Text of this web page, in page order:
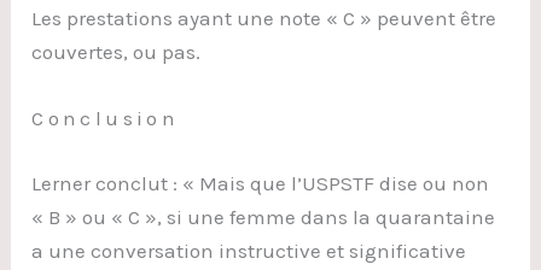
Les prestations ayant une note « C » peuvent être
couvertes, ou pas.
Conclusion
Lerner conclut : « Mais que l’USPSTF dise ou non
« B » ou « C », si une femme dans la quarantaine
a une conversation instructive et significative